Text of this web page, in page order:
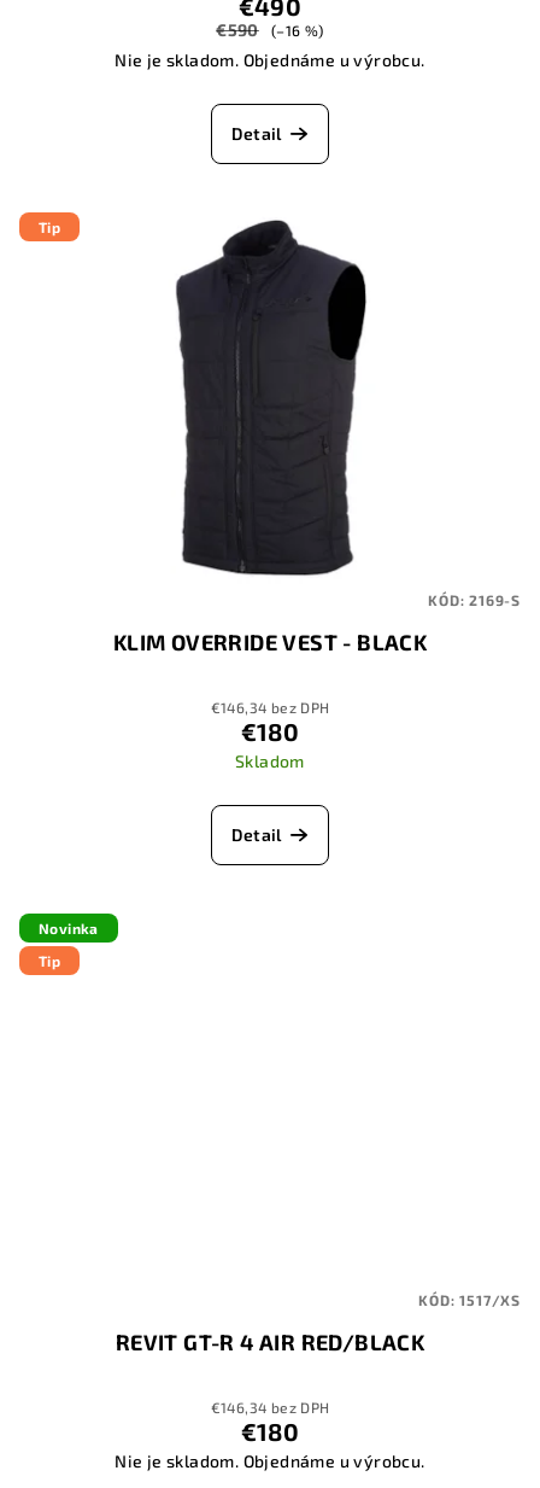
€490
€590 (–16 %)
Nie je skladom. Objednáme u výrobcu.
Detail
Tip
KLIM OVERRIDE VEST - BLACK
€146,34 bez DPH
€180
Skladom
Detail
KÓD:2169-S
Novinka
Tip
REVIT GT-R 4 AIR RED/BLACK
€146,34 bez DPH
€180
Nie je skladom. Objednáme u výrobcu.
KÓD:1517/XS